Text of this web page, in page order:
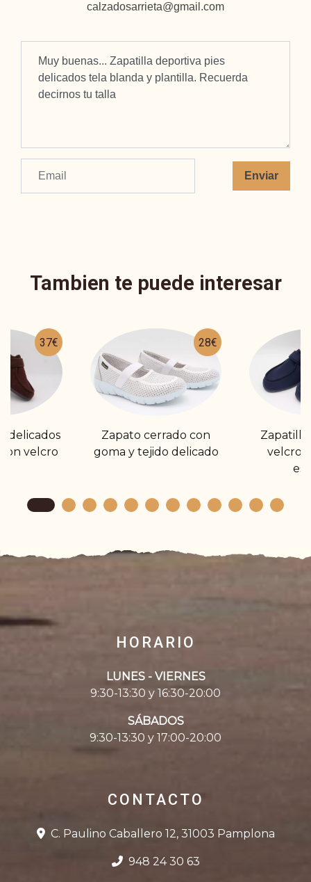
calzadosarrieta@gmail.com
Enviar
Tambien te puede interesar
37€
delicados
velcro
28€
Zapato cerrado con
goma y tejido delicado
velcro
HORARIO
LUNES - VIERNES
9:30-13:30 y 16:30-20:00
SÁBADOS
9:30-13:30 y 17:00-20:00
CONTACTO
C. Paulino Caballero 12, 31003 Pamplona
948 24 30 63